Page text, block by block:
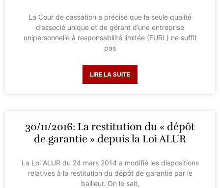
La Cour de cassation a précisé que la seule qualité
d’associé unique et de gérant d’une entreprise
unipersonnelle à responsabilité limitée (EURL) ne suffit
pas
LIRE LA SUITE
30/11/2016: La restitution du « dépôt
de garantie » depuis la Loi ALUR
La Loi ALUR du 24 mars 2014 a modifié les dispositions
relatives à la restitution du dépôt de garantie par le
bailleur. On le sait,